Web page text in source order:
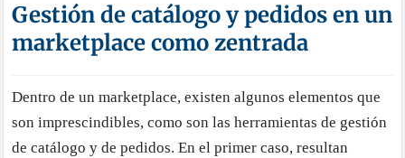
Gestión de catálogo y pedidos en un
marketplace como zentrada
Dentro de un marketplace, existen algunos elementos que
son imprescindibles, como son las herramientas de gestión
de catálogo y de pedidos. En el primer caso, resultan